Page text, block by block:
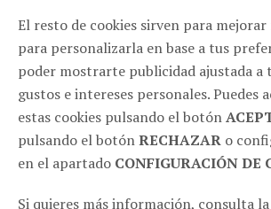
El resto de cookies sirven para
para personalizarla en base a tus
poder mostrarte publicidad ajustada a
gustos e intereses personales. Puedes
estas cookies pulsando el botón
pulsando el botónRECHAZAR o
en el apartado CONFIGURACIÓN DE
Si quieres más información, consulta la
MADRID
C/ Santa Comba, 2 28008, Madrid
651 604 824
SÍGUENOS EN REDES